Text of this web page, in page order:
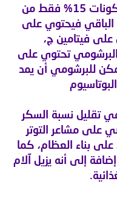
البرشومي ماء فيما تمثل بقية المكونات 15% فقط من
أما الباقي فيحتوي على
فيتامين ج،
تحتوي على
ويمكن للبرشومي أن يمد
تقليل نسبة السكر
على مشاعر التوتر
بناء العظام، كما
إلى أنه يزيل آلام